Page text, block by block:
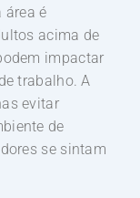
área é
acima de
impactar
trabalho. A
evitar
de
se sintam